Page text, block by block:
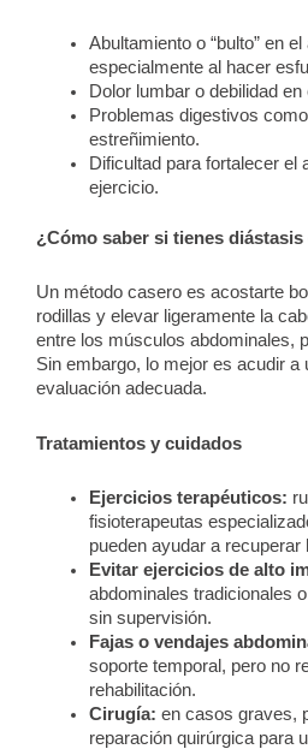
Abultamiento o “bulto” en
especialmente al hacer
Dolor lumbar o debilidad en
Problemas digestivos
estreñimiento.
Dificultad para fortalecer el
ejercicio.
¿Cómo saber si tienes
Un método casero es acostarte
rodillas y elevar ligeramente la
entre los músculos abdominales,
Sin embargo, lo mejor es acudir a
evaluación adecuada.
Tratamientos y cuidados
Ejercicios terapéuticos:
fisioterapeutas
pueden ayudar a recuperar
Evitar ejercicios de alto
abdominales tradicionales
sin supervisión.
Fajas o vendajes
soporte temporal, pero no
rehabilitación.
Cirugía: en casos graves,
reparación quirúrgica para